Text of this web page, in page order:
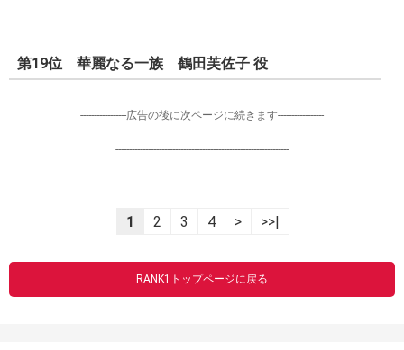
第19位 華麗なる一族 鶴田芙佐子 役
-----------------広告の後に次ページに続きます-----------------
----------------------------------------------------------------
1 2 3 4 > >>|
RANK1トップページに戻る